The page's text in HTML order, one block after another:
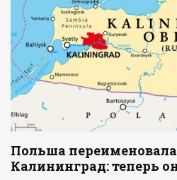
Польша
Калининград: теперь